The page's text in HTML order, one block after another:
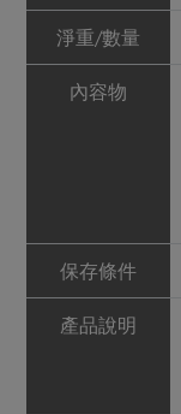
淨重/數量
內容物
保存條件
產品說明